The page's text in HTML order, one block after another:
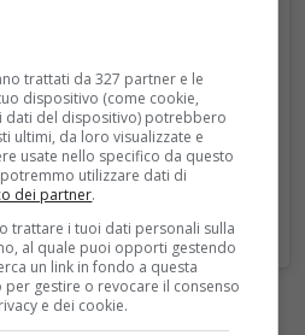
trattati da 327 partner e le
dispositivo (come cookie,
dati del dispositivo) potrebbero
ultimi, da loro visualizzate e
usate nello specifico da questo
utilizzare dati di
dei partner.
trattare i tuoi dati personali sulla
al quale puoi opporti gestendo
un link in fondo a questa
gestire o revocare il consenso
e dei cookie.